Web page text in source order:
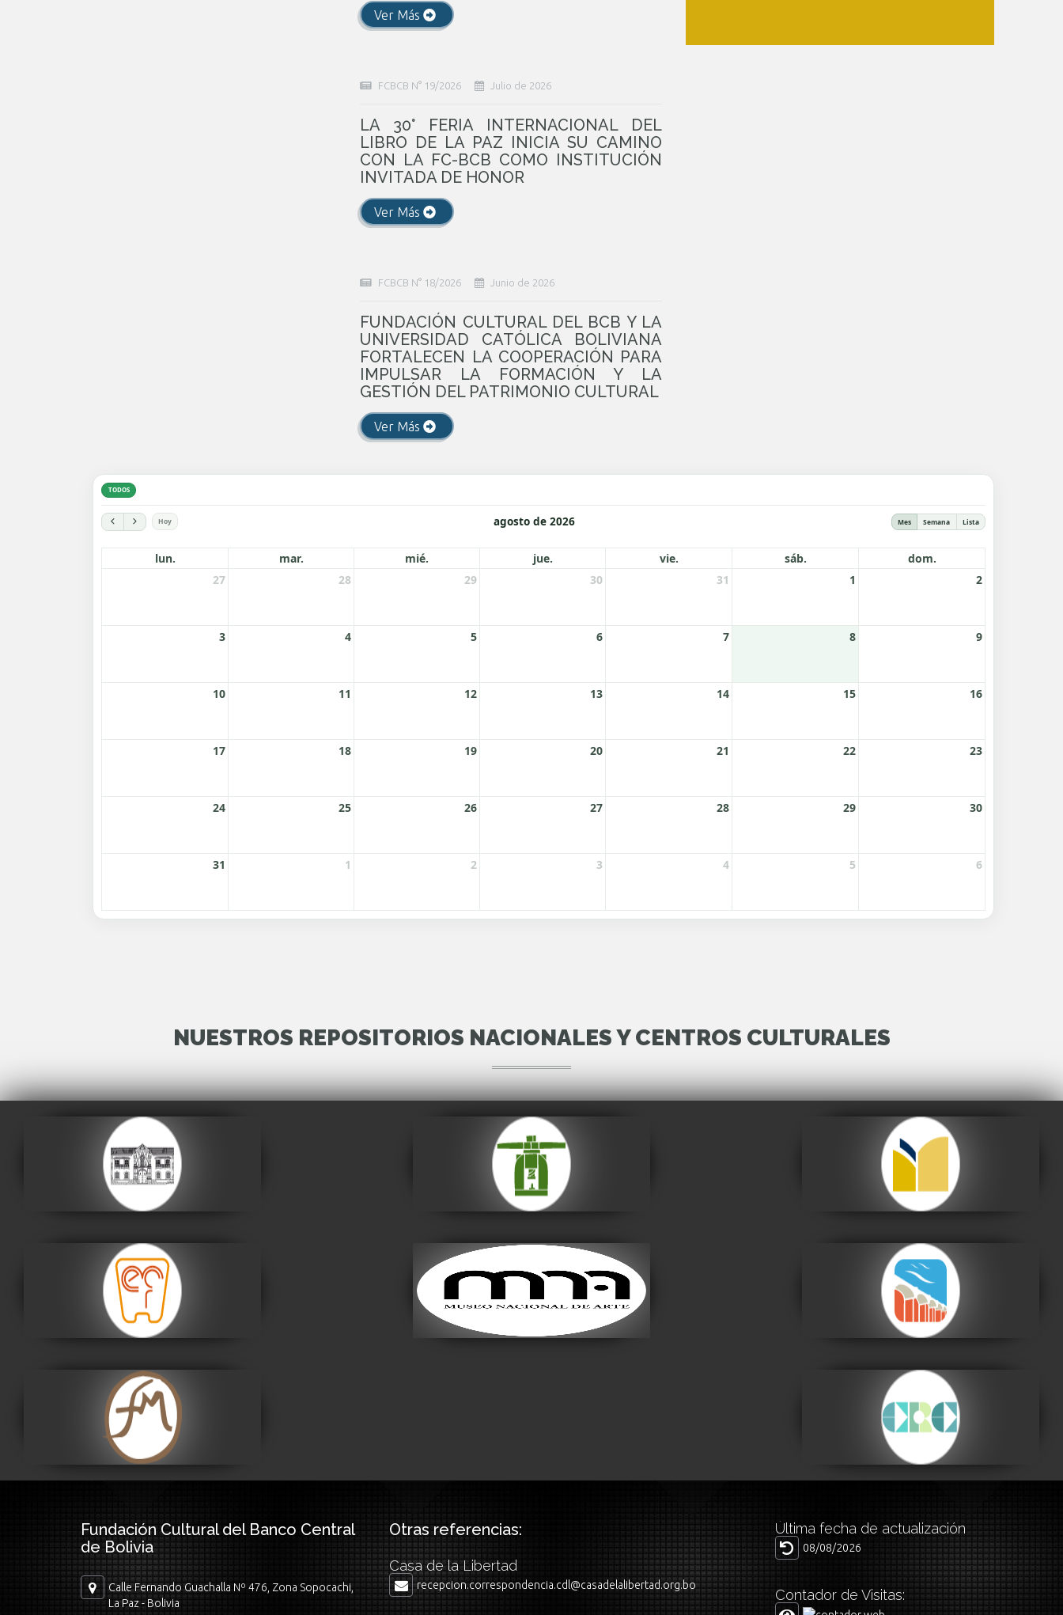
Ver Más
FCBCB N° 19/2026 Julio de 2026
LA 30° FERIA INTERNACIONAL DEL
LIBRO DE LA PAZ INICIA SU CAMINO
CON LA FC-BCB COMO INSTITUCIÓN
INVITADA DE HONOR
Ver Más
FCBCB N° 18/2026 Junio de 2026
FUNDACIÓN CULTURAL DEL BCB Y LA
UNIVERSIDAD CATÓLICA BOLIVIANA
FORTALECEN LA COOPERACIÓN PARA
IMPULSAR LA FORMACIÓN Y LA
GESTIÓN DEL PATRIMONIO CULTURAL
Ver Más
NUESTROS REPOSITORIOS NACIONALES Y CENTROS CULTURALES
Casa de la Libertad
Visitar
Casa Nacional de
Moneda
Visitar
Archivo y Biblioteca
Nacionales de Bolivia
Museo Nacional de
Etnografía y Folklore
Visitar
Museo Nacional de
Arte
Centro de la Cultura
Plurinacional
Visitar
Museo Fernando
Montes
Centro de la
Revolución Cultural
Fundación Cultural del Banco Central
de Bolivia
Calle Fernando Guachalla Nº 476, Zona Sopocachi,
La Paz - Bolivia
Otras referencias:
Casa de la Libertad
recepcion.correspondencia.cdl@casadelalibertad.org.bo
Última fecha de actualización
08/08/2026
Contador de Visitas: